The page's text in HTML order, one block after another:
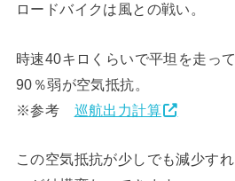
ロードバイクは風との戦い。
時速40キロくらいで平坦を走っ
90％弱が空気抵抗。
※参考 巡航出力計算
この空気抵抗が少しでも減少す